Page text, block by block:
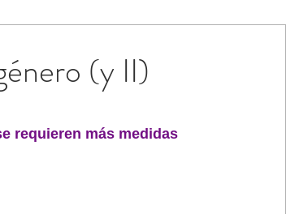
(y II)
requieren más medidas